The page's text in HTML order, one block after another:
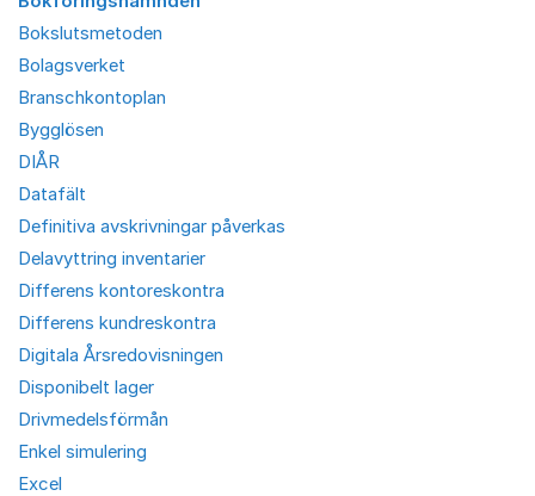
Bokslutsmetoden
Bolagsverket
Branschkontoplan
Bygglösen
DIÅR
Datafält
Definitiva avskrivningar påverkas
Delavyttring inventarier
Differens kontoreskontra
Differens kundreskontra
Digitala Årsredovisningen
Disponibelt lager
Drivmedelsförmån
Enkel simulering
Excel